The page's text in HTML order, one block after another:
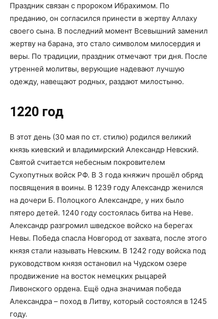
Праздник связан с пророком Ибрахимом. По
преданию, он согласился принести в жертву Аллаху
своего сына. В последний момент Всевышний заменил
жертву на барана, это стало символом милосердия и
веры. По традиции, праздник отмечают три дня. После
утренней молитвы, верующие надевают лучшую
одежду, навещают родных, раздают милостыню.
1220 год
В этот день (30 мая по ст. стилю) родился великий
князь киевский и владимирский Александр Невский.
Святой считается небесным покровителем
Сухопутных войск РФ. В 3 года княжич прошёл обряд
посвящения в воины. В 1239 году Александр женился
на дочери Б. Полоцкого Александре, у них было
пятеро детей. 1240 году состоялась битва на Неве.
Александр разгромил шведское войско на берегах
Невы. Победа спасла Новгород от захвата, после этого
князя стали называть Невским. В 1242 году войска под
руководством князя остановил на Чудском озере
продвижение на восток немецких рыцарей
Ливонского ордена. Ещё одна значимая победа
Александра – поход в Литву, который состоялся в 1245
году.